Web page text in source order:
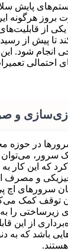
پایش
بروز هرگونه
از
تا پیش از
انجام شود.
احتمالی
و
در حوزه
یک سرور،
که این کار
و مصرف
سرورهای اچ‌
کمک
زیرساختی را
از این
باشد که به